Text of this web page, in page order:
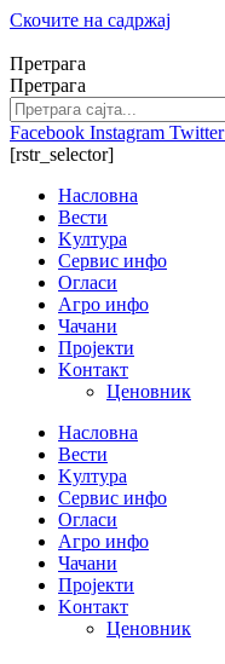
Скочите на садржај
Претрага
Претрага
Facebook Instagram Twitter
[rstr_selector]
Насловна
Вести
Kултура
Сервис инфо
Огласи
Агро инфо
Чачани
Пројекти
Kонтакт
Ценовник
Насловна
Вести
Kултура
Сервис инфо
Огласи
Агро инфо
Чачани
Пројекти
Kонтакт
Ценовник